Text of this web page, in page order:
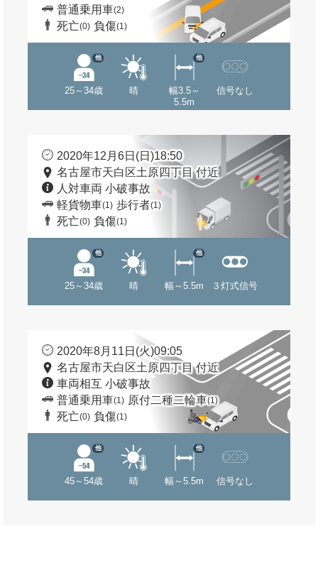
普通乗用車(2)
死亡(0) 負傷(1)
25～34歳
他
晴
幅3.5～
5.5m
他
信号なし
2020年12月6日(日)18:50
名古屋市天白区土原四丁目 付近
人対車両 小破事故
軽貨物車(1) 歩行者(1)
死亡(0) 負傷(1)
25～34歳
他
晴 幅～5.5m
他
３灯式信号
2020年8月11日(火)09:05
名古屋市天白区土原四丁目 付近
車両相互 小破事故
普通乗用車(1) 原付二種二輪車(1)
死亡(0) 負傷(1)
45～54歳
他
晴 幅～5.5m
他
信号なし